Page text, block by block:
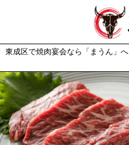
東成区で焼肉宴会なら「まうん」へ